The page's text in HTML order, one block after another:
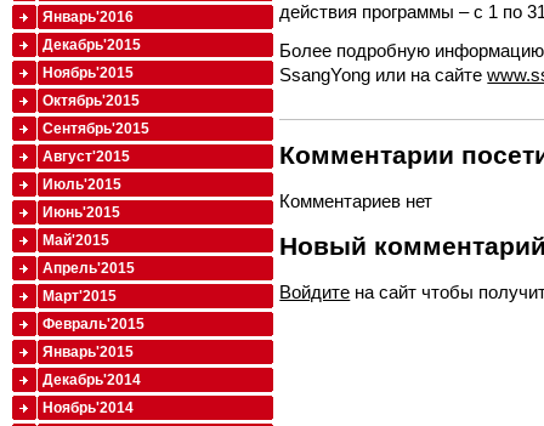
действия программы – с 1 по
Более подробную
SsangYong или на сайте
Комментарии
Комментариев нет
Новый
Войдите на сайт чтобы
Январь'2016
Декабрь'2015
Ноябрь'2015
Октябрь'2015
Сентябрь'2015
Август'2015
Июль'2015
Июнь'2015
Май'2015
Апрель'2015
Март'2015
Февраль'2015
Январь'2015
Декабрь'2014
Ноябрь'2014